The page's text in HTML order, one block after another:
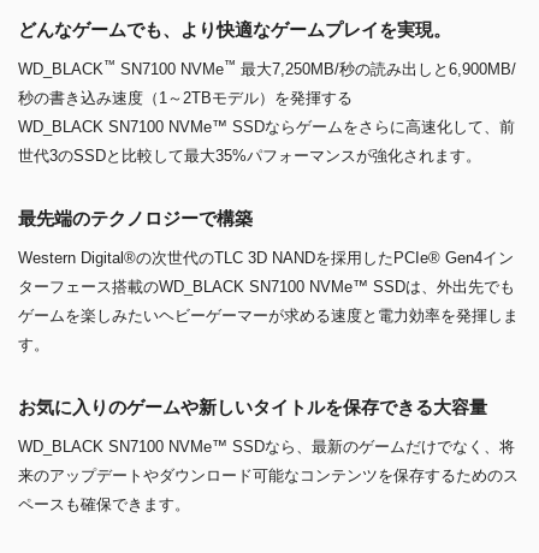
どんなゲームでも、より快適なゲームプレイを実現。
WD_BLACK™ SN7100 NVMe™ 最大7,250MB/秒の読み出しと6,900MB/
秒の書き込み速度（1～2TBモデル）を発揮する
WD_BLACK SN7100 NVMe™ SSDならゲームをさらに高速化して、前
世代3のSSDと比較して最大35%パフォーマンスが強化されます。
最先端のテクノロジーで構築
Western Digital®の次世代のTLC 3D NANDを採用したPCIe® Gen4イン
ターフェース搭載のWD_BLACK SN7100 NVMe™ SSDは、外出先でも
ゲームを楽しみたいヘビーゲーマーが求める速度と電力効率を発揮しま
す。
お気に入りのゲームや新しいタイトルを保存できる大容量
WD_BLACK SN7100 NVMe™ SSDなら、最新のゲームだけでなく、将
来のアップデートやダウンロード可能なコンテンツを保存するためのス
ペースも確保できます。